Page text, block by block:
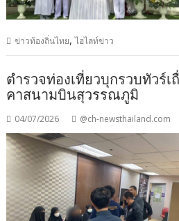
ข่าวท้องถิ่นไทย,ไฮไลท์ข่าว
ตำรวจท่องเที่ยวบุกรวบทัวร์
คาสนามบินสุวรรณภูมิ
04/07/2026 @ch-newsthailand.com